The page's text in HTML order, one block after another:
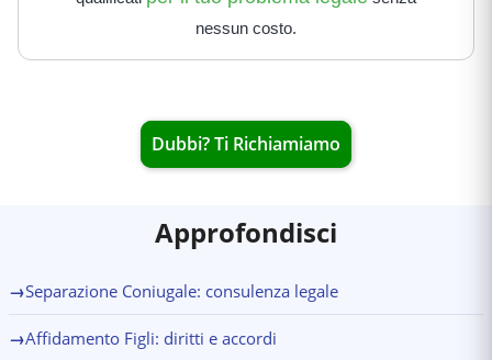
nessun costo.
Dubbi? Ti Richiamiamo
Approfondisci
→Separazione Coniugale: consulenza legale
→Affidamento Figli: diritti e accordi